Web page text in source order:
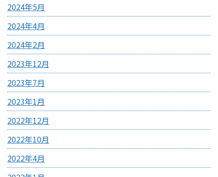
2024年5月
2024年4月
2024年2月
2023年12月
2023年7月
2023年1月
2022年12月
2022年10月
2022年4月